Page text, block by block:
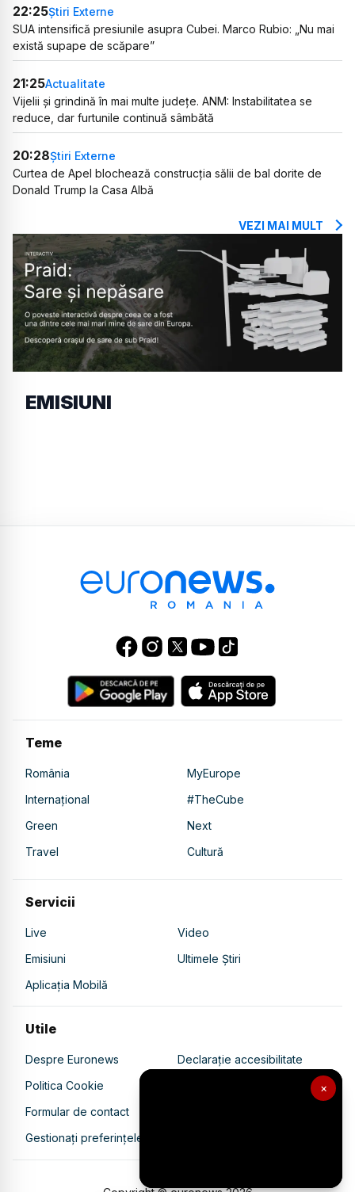
×
22:25Știri Externe
SUA intensifică presiunile asupra Cubei. Marco Rubio: „Nu mai
există supape de scăpare”
21:25Actualitate
Vijelii și grindină în mai multe județe. ANM: Instabilitatea se
reduce, dar furtunile continuă sâmbătă
20:28Știri Externe
Curtea de Apel blochează construcția sălii de bal dorite de
Donald Trump la Casa Albă
VEZI MAI MULT
EMISIUNI
Teme
România
MyEurope
Internațional
#TheCube
Green
Next
Travel
Cultură
Servicii
Live
Video
Emisiuni
Ultimele Știri
Aplicația Mobilă
Utile
Despre Euronews
Declarație accesibilitate
Politica Cookie
Politica de confidențialitate
Formular de contact
Gestionați preferințele